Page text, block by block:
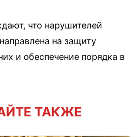
что нарушителей
на защиту
и обеспечение порядка в
ТАКЖЕ